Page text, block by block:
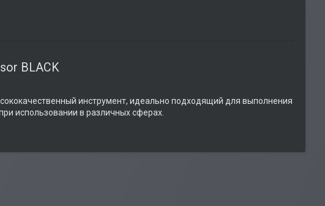
BLACK
инструмент, идеально подходящий для выполнения
использовании в различных сферах.